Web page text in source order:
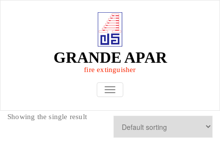
GRANDE APAR
fire extinguisher
TOGGLE NAVIGATION
Showing the single result